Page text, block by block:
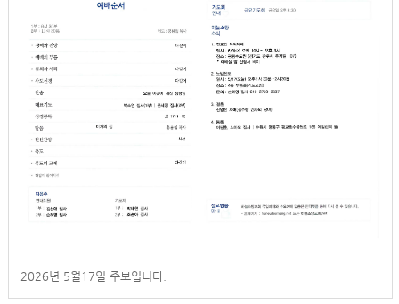
2026년 5월17일 주보입니다.